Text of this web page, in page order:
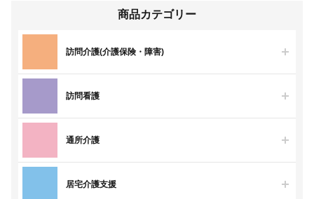
商品カテゴリー
訪問介護(介護保険・障害)
訪問看護
通所介護
居宅介護支援